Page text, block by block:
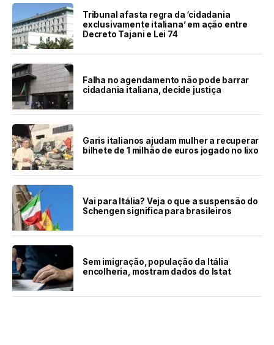
Tribunal afasta regra da ‘cidadania
exclusivamente italiana’ em ação entre
Decreto Tajani e Lei 74
Falha no agendamento não pode barrar
cidadania italiana, decide justiça
Garis italianos ajudam mulher a recuperar
bilhete de 1 milhão de euros jogado no lixo
Vai para Itália? Veja o que a suspensão do
Schengen significa para brasileiros
Sem imigração, população da Itália
encolheria, mostram dados do Istat